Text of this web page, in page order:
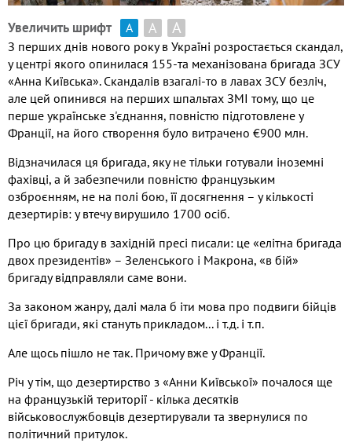
Увеличить шрифт А А А
З перших днів нового року в Україні розростається скандал,
у центрі якого опинилася 155-та механізована бригада ЗСУ
«Анна Київська». Скандалів взагалі-то в лавах ЗСУ безліч,
але цей опинився на перших шпальтах ЗМІ тому, що це
перше українське з'єднання, повністю підготовлене у
Франції, на його створення було витрачено €900 млн.
Відзначилася ця бригада, яку не тільки готували іноземні
фахівці, а й забезпечили повністю французьким
озброєнням, не на полі бою, її досягнення – у кількості
дезертирів: у втечу вирушило 1700 осіб.
Про цю бригаду в західній пресі писали: це «елітна бригада
двох президентів» – Зеленського і Макрона, «в бій»
бригаду відправляли саме вони.
За законом жанру, далі мала б іти мова про подвиги бійців
цієї бригади, які стануть прикладом... і т.д. і т.п.
Але щось пішло не так. Причому вже у Франції.
Річ у тім, що дезертирство з «Анни Київської» почалося ще
на французькій території - кілька десятків
військовослужбовців дезертирували та звернулися по
політичний притулок.